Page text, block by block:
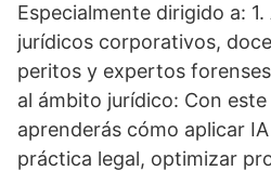
Especialmente dirigido a:
jurídicos corporativos,
peritos y expertos
al ámbito jurídico: Con
aprenderás cómo aplicar
práctica legal, optimizar